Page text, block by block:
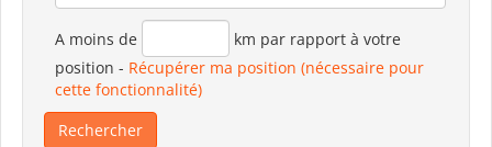
A moins de
km par rapport à votre
position - Récupérer ma position (nécessaire pour
cette fonctionnalité)